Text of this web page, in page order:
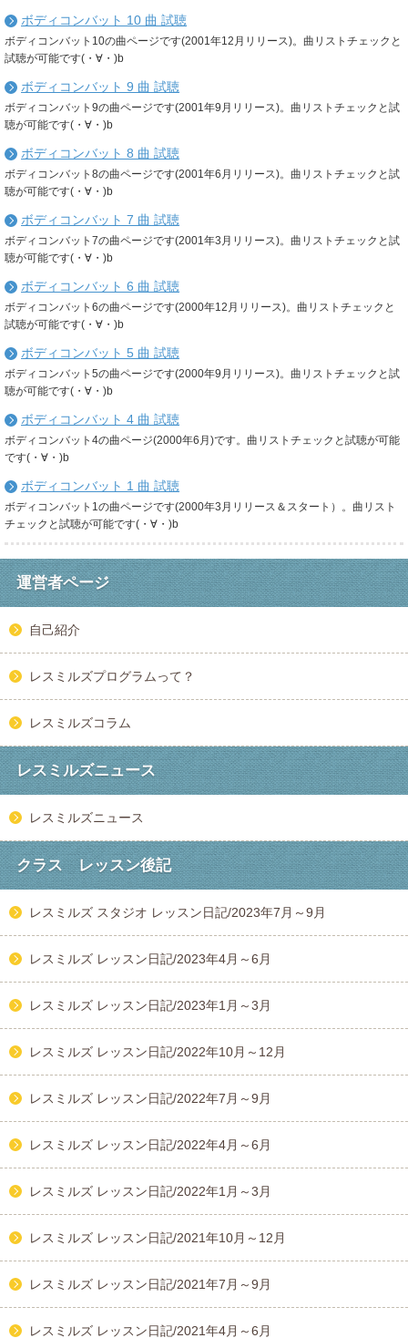
ボディコンバット 10 曲 試聴
ボディコンバット10の曲ページです(2001年12月リリース)。曲リストチェックと
試聴が可能です(・∀・)b
ボディコンバット 9 曲 試聴
ボディコンバット9の曲ページです(2001年9月リリース)。曲リストチェックと試
聴が可能です(・∀・)b
ボディコンバット 8 曲 試聴
ボディコンバット8の曲ページです(2001年6月リリース)。曲リストチェックと試
聴が可能です(・∀・)b
ボディコンバット 7 曲 試聴
ボディコンバット7の曲ページです(2001年3月リリース)。曲リストチェックと試
聴が可能です(・∀・)b
ボディコンバット 6 曲 試聴
ボディコンバット6の曲ページです(2000年12月リリース)。曲リストチェックと
試聴が可能です(・∀・)b
ボディコンバット 5 曲 試聴
ボディコンバット5の曲ページです(2000年9月リリース)。曲リストチェックと試
聴が可能です(・∀・)b
ボディコンバット 4 曲 試聴
ボディコンバット4の曲ページ(2000年6月)です。曲リストチェックと試聴が可能
です(・∀・)b
ボディコンバット 1 曲 試聴
ボディコンバット1の曲ページです(2000年3月リリース＆スタート）。曲リスト
チェックと試聴が可能です(・∀・)b
運営者ページ
自己紹介
レスミルズプログラムって？
レスミルズコラム
レスミルズニュース
レスミルズニュース
クラス レッスン後記
レスミルズ スタジオ レッスン日記/2023年7月～9月
レスミルズ レッスン日記/2023年4月～6月
レスミルズ レッスン日記/2023年1月～3月
レスミルズ レッスン日記/2022年10月～12月
レスミルズ レッスン日記/2022年7月～9月
レスミルズ レッスン日記/2022年4月～6月
レスミルズ レッスン日記/2022年1月～3月
レスミルズ レッスン日記/2021年10月～12月
レスミルズ レッスン日記/2021年7月～9月
レスミルズ レッスン日記/2021年4月～6月